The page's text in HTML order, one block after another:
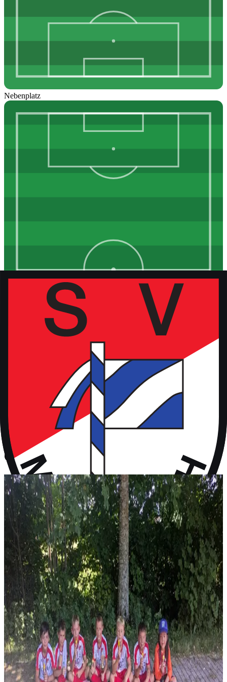
Nebenplatz
Kunstrasen
vor 9 Monaten
Aktuelles
Neuigkeiten aus dem Vereinsleben und kommende Termine
News
28. Juli 2026
F-Jugend holt Platz 2 beim Turnier in Wall
Vier Gruppensiege ohne Gegentor und ein 2:0 im Halbfinale – erst
im Finale wird unsere F-Jugend gestoppt: P...
News
14. Juli 2026
Rückblick: 1. Fanclub Worldcup Rot-Weiß –
Endrunde auf unserem Hauptplatz
36 Teams von FC-Bayern-Fanclubs aus vier Ländern, ein
Wochenende voller Fußball – und das große Finale auf...